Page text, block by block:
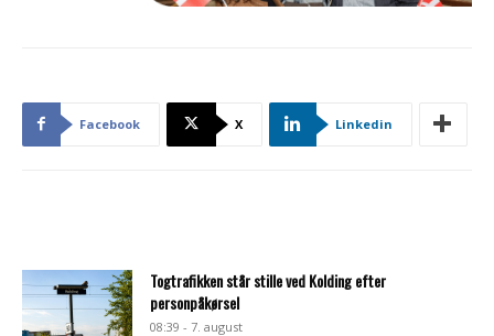
Facebook X Linkedin
Togtrafikken står stille ved Kolding efter
personpåkørsel
08:39 - 7. august